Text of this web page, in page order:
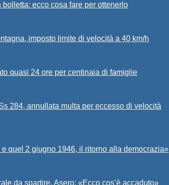
ecco cosa fare per ottenerlo
imposto limite di velocità a 40 km/h
quasi 24 ore per centinaia di famiglie
284, annullata multa per eccesso di velocità
quel 2 giugno 1946, il ritorno alla democrazia»
da spartire, Asero: «Ecco cos’è accaduto»